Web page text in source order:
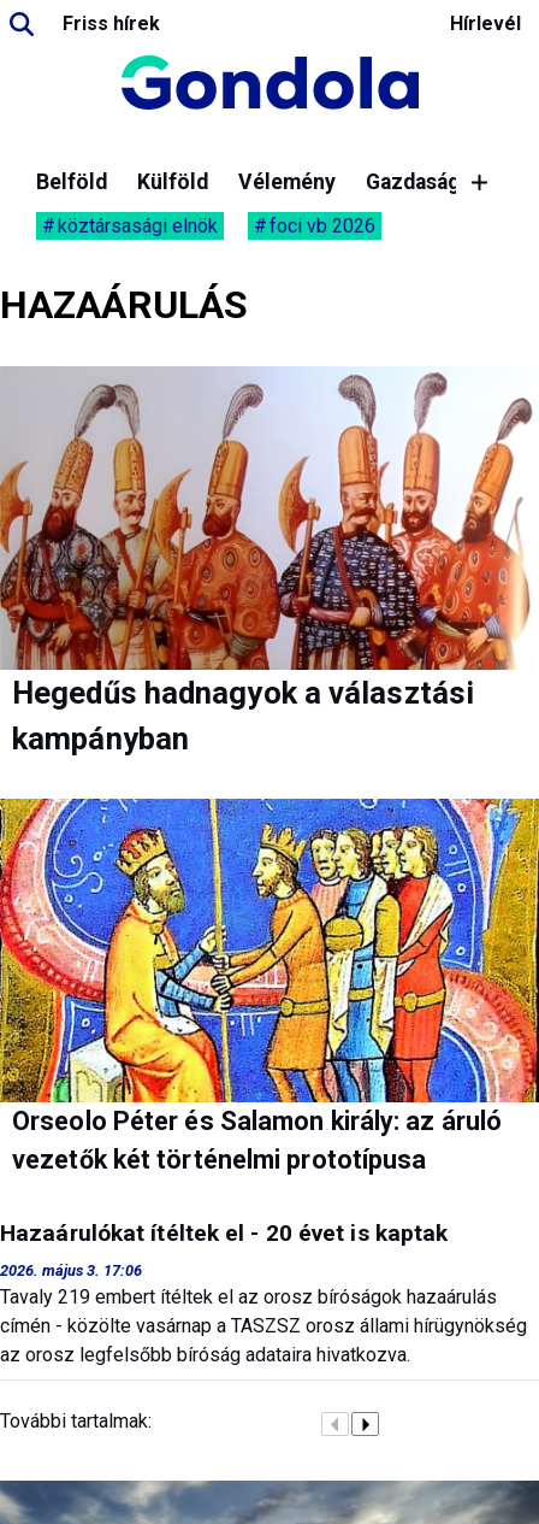
Friss hírek Hírlevél
Belföld Külföld Vélemény Gazdaság
köztársasági elnök foci vb 2026
HAZAÁRULÁS
Hegedűs hadnagyok a választási
kampányban
Orseolo Péter és Salamon király: az áruló
vezetők két történelmi prototípusa
Hazaárulókat ítéltek el - 20 évet is kaptak
2026. május 3. 17:06
Tavaly 219 embert ítéltek el az orosz bíróságok hazaárulás
címén - közölte vasárnap a TASZSZ orosz állami hírügynökség
az orosz legfelsőbb bíróság adataira hivatkozva.
További tartalmak: